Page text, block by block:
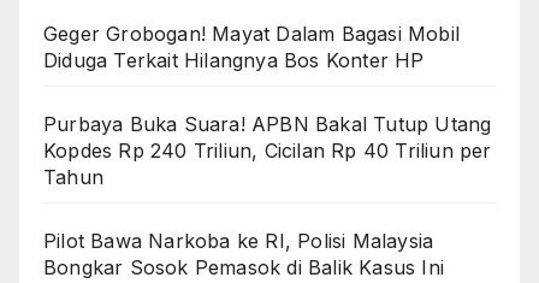
Geger Grobogan! Mayat Dalam Bagasi Mobil
Diduga Terkait Hilangnya Bos Konter HP
Purbaya Buka Suara! APBN Bakal Tutup Utang
Kopdes Rp 240 Triliun, Cicilan Rp 40 Triliun per
Tahun
Pilot Bawa Narkoba ke RI, Polisi Malaysia
Bongkar Sosok Pemasok di Balik Kasus Ini